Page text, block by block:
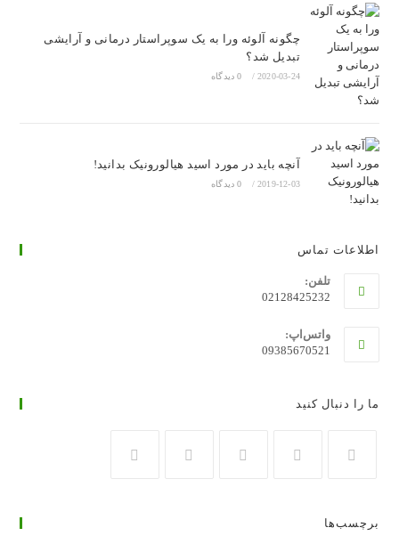
چگونه آلوئه ورا به یک سوپراستار درمانی و آرایشی
تبدیل شد؟
2020-03-24
/ 0 دیدگاه
آنچه باید در مورد اسید هیالورونیک بدانید!
2019-12-03
/ 0 دیدگاه
اطلاعات تماس
تلفن:
02128425232
واتس‌اپ:
09385670521
ما را دنبال کنید
جدید
برچسب‌ها